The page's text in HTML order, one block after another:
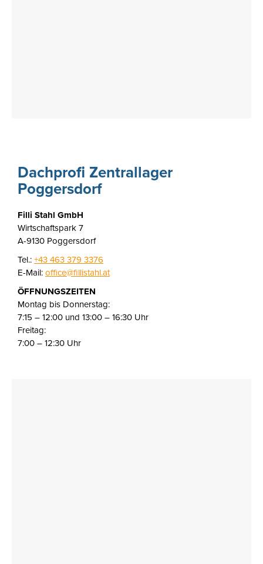
Dachprofi Zentrallager
Poggersdorf
Filli Stahl GmbH
Wirtschaftspark 7
A-9130 Poggersdorf
Tel.:+43 463 379 3376
E-Mail:office@fillistahl.at
ÖFFNUNGSZEITEN
Montag bis Donnerstag:
7:15 – 12:00 und 13:00 – 16:30 Uhr
Freitag:
7:00 – 12:30 Uhr